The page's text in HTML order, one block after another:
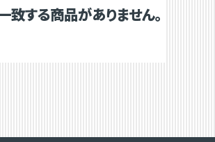
致する商品がありません。